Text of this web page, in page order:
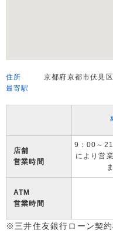
住所
京都府京都市伏見
最寄駅
店舗
営業時間
9：00～
により営
ATM
営業時間
※三井住友銀行ローン契